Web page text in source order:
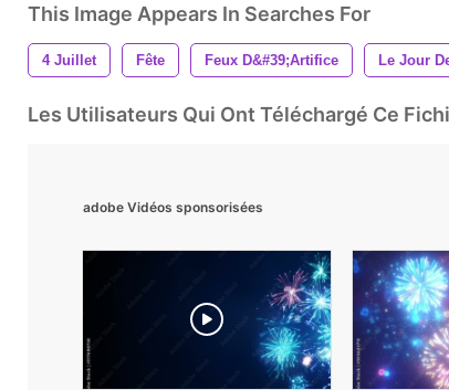
This Image Appears In Searches For
4 Juillet Fête Feux D&#39;artifice Le Jour
Les Utilisateurs Qui Ont Téléchargé Ce
adobe Vidéos sponsorisées